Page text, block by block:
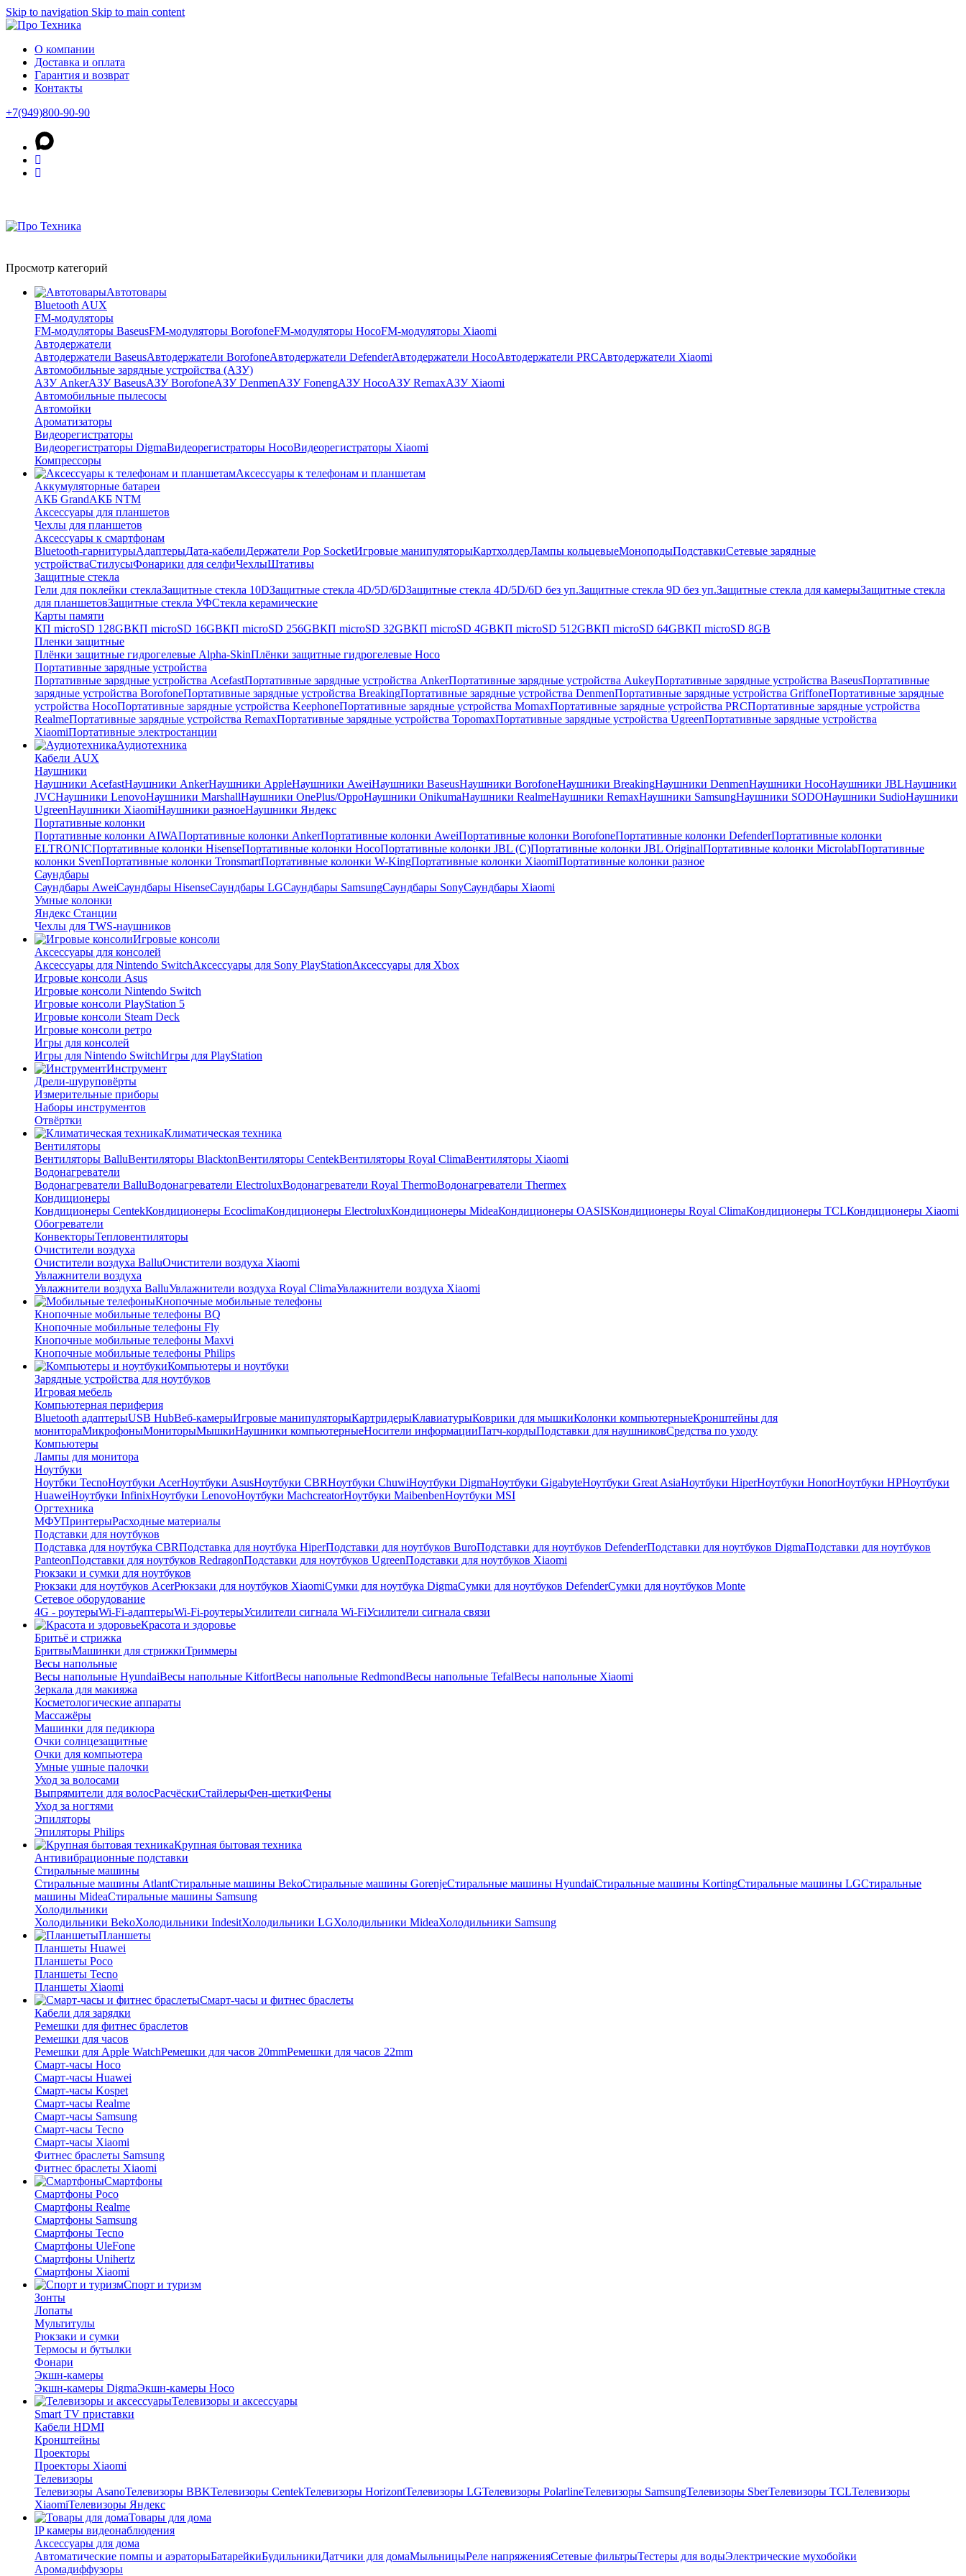
Skip to navigation Skip to main content
О компании
Доставка и оплата
Гарантия и возврат
Контакты
+7(949)800-90-90
Просмотр категорий
Автотовары
Bluetooth AUX
FM-модуляторы
FM-модуляторы BaseusFM-модуляторы BorofoneFM-модуляторы HocoFM-модуляторы Xiaomi
Автодержатели
Автодержатели BaseusАвтодержатели BorofoneАвтодержатели DefenderАвтодержатели HocoАвтодержатели PRCАвтодержатели Xiaomi
Автомобильные зарядные устройства (АЗУ)
АЗУ AnkerАЗУ BaseusАЗУ BorofoneАЗУ DenmenАЗУ FonengАЗУ HocoАЗУ RemaxАЗУ Xiaomi
Автомобильные пылесосы
Автомойки
Ароматизаторы
Видеорегистраторы
Видеорегистраторы DigmaВидеорегистраторы HocoВидеорегистраторы Xiaomi
Компрессоры
Аксессуары к телефонам и планшетам
Аккумуляторные батареи
АКБ GrandАКБ NTM
Аксессуары для планшетов
Чехлы для планшетов
Аксессуары к смартфонам
Bluetooth-гарнитурыАдаптерыДата-кабелиДержатели Pop SocketИгровые манипуляторыКартхолдерЛампы кольцевыеМоноподыПодставкиСетевые зарядные
устройстваСтилусыФонарики для селфиЧехлыШтативы
Защитные стекла
Гели для поклейки стеклаЗащитные стекла 10DЗащитные стекла 4D/5D/6DЗащитные стекла 4D/5D/6D без уп.Защитные стекла 9D без уп.Защитные стекла для камерыЗащитные стекла
для планшетовЗащитные стекла УФСтекла керамические
Карты памяти
КП microSD 128GBКП microSD 16GBКП microSD 256GBКП microSD 32GBКП microSD 4GBКП microSD 512GBКП microSD 64GBКП microSD 8GB
Пленки защитные
Плёнки защитные гидрогелевые Alpha-SkinПлёнки защитные гидрогелевые Hoco
Портативные зарядные устройства
Портативные зарядные устройства AcefastПортативные зарядные устройства AnkerПортативные зарядные устройства AukeyПортативные зарядные устройства BaseusПортативные
зарядные устройства BorofoneПортативные зарядные устройства BreakingПортативные зарядные устройства DenmenПортативные зарядные устройства GriffoneПортативные зарядные
устройства HocoПортативные зарядные устройства KeephoneПортативные зарядные устройства MomaxПортативные зарядные устройства PRCПортативные зарядные устройства
RealmeПортативные зарядные устройства RemaxПортативные зарядные устройства TopomaxПортативные зарядные устройства UgreenПортативные зарядные устройства
XiaomiПортативные электростанции
Аудиотехника
Кабели AUX
Наушники
Наушники AcefastНаушники AnkerНаушники AppleНаушники AweiНаушники BaseusНаушники BorofoneНаушники BreakingНаушники DenmenНаушники HocoНаушники JBLНаушники
JVCНаушники LenovoНаушники MarshallНаушники OnePlus/OppoНаушники OnikumaНаушники RealmeНаушники RemaxНаушники SamsungНаушники SODOНаушники SudioНаушники
UgreenНаушники XiaomiНаушники разноеНаушники Яндекс
Портативные колонки
Портативные колонки AIWAПортативные колонки AnkerПортативные колонки AweiПортативные колонки BorofoneПортативные колонки DefenderПортативные колонки
ELTRONICПортативные колонки HisenseПортативные колонки HocoПортативные колонки JBL (C)Портативные колонки JBL OriginalПортативные колонки MicrolabПортативные
колонки SvenПортативные колонки TronsmartПортативные колонки W-KingПортативные колонки XiaomiПортативные колонки разное
Саундбары
Саундбары AweiСаундбары HisenseСаундбары LGСаундбары SamsungСаундбары SonyСаундбары Xiaomi
Умные колонки
Яндекс Станции
Чехлы для TWS-наушников
Игровые консоли
Аксессуары для консолей
Аксессуары для Nintendo SwitchАксессуары для Sony PlayStationАксессуары для Xbox
Игровые консоли Asus
Игровые консоли Nintendo Switch
Игровые консоли PlayStation 5
Игровые консоли Steam Deck
Игровые консоли ретро
Игры для консолей
Игры для Nintendo SwitchИгры для PlayStation
Инструмент
Дрели-шуруповёрты
Измерительные приборы
Наборы инструментов
Отвёртки
Климатическая техника
Вентиляторы
Вентиляторы BalluВентиляторы BlacktonВентиляторы CentekВентиляторы Royal ClimaВентиляторы Xiaomi
Водонагреватели
Водонагреватели BalluВодонагреватели ElectroluxВодонагреватели Royal ThermoВодонагреватели Thermex
Кондиционеры
Кондиционеры CentekКондиционеры EcoclimaКондиционеры ElectroluxКондиционеры MideaКондиционеры OASISКондиционеры Royal ClimaКондиционеры TCLКондиционеры Xiaomi
Обогреватели
КонвекторыТепловентиляторы
Очистители воздуха
Очистители воздуха BalluОчистители воздуха Xiaomi
Увлажнители воздуха
Увлажнители воздуха BalluУвлажнители воздуха Royal ClimaУвлажнители воздуха Xiaomi
Кнопочные мобильные телефоны
Кнопочные мобильные телефоны BQ
Кнопочные мобильные телефоны Fly
Кнопочные мобильные телефоны Maxvi
Кнопочные мобильные телефоны Philips
Компьютеры и ноутбуки
Зарядные устройства для ноутбуков
Игровая мебель
Компьютерная периферия
Bluetooth адаптерыUSB HubВеб-камерыИгровые манипуляторыКартридерыКлавиатурыКоврики для мышкиКолонки компьютерныеКронштейны для
монитораМикрофоныМониторыМышкиНаушники компьютерныеНосители информацииПатч-кордыПодставки для наушниковСредства по уходу
Компьютеры
Лампы для монитора
Ноутбуки
Ноутбки TecnoНоутбуки AcerНоутбуки AsusНоутбуки CBRНоутбуки ChuwiНоутбуки DigmaНоутбуки GigabyteНоутбуки Great AsiaНоутбуки HiperНоутбуки HonorНоутбуки HPНоутбуки
HuaweiНоутбуки InfinixНоутбуки LenovoНоутбуки MachcreatorНоутбуки MaibenbenНоутбуки MSI
Оргтехника
МФУПринтерыРасходные материалы
Подставки для ноутбуков
Подставка для ноутбука CBRПодставка для ноутбука HiperПодставки для ноутбуков BuroПодставки для ноутбуков DefenderПодставки для ноутбуков DigmaПодставки для ноутбуков
PanteonПодставки для ноутбуков RedragonПодставки для ноутбуков UgreenПодставки для ноутбуков Xiaomi
Рюкзаки и сумки для ноутбуков
Рюкзаки для ноутбуков AcerРюкзаки для ноутбуков XiaomiСумки для ноутбука DigmaСумки для ноутбуков DefenderСумки для ноутбуков Monte
Сетевое оборудование
4G - роутерыWi-Fi-адаптерыWi-Fi-роутерыУсилители сигнала Wi-FiУсилители сигнала связи
Красота и здоровье
Бритьё и стрижка
БритвыМашинки для стрижкиТриммеры
Весы напольные
Весы напольные HyundaiВесы напольные KitfortВесы напольные RedmondВесы напольные TefalВесы напольные Xiaomi
Зеркала для макияжа
Косметологические аппараты
Массажёры
Машинки для педикюра
Очки cолнцезащитные
Очки для компьютера
Умные ушные палочки
Уход за волосами
Выпрямители для волосРасчёскиСтайлерыФен-щеткиФены
Уход за ногтями
Эпиляторы
Эпиляторы Philips
Крупная бытовая техника
Антивибрационные подставки
Стиральные машины
Стиральные машины AtlantСтиральные машины BekoСтиральные машины GorenjeСтиральные машины HyundaiСтиральные машины KortingСтиральные машины LGСтиральные
машины MideaСтиральные машины Samsung
Холодильники
Холодильники BekoХолодильники IndesitХолодильники LGХолодильники MideaХолодильники Samsung
Планшеты
Планшеты Huawei
Планшеты Poco
Планшеты Tecno
Планшеты Xiaomi
Смарт-часы и фитнес браслеты
Кабели для зарядки
Ремешки для фитнес браслетов
Ремешки для часов
Ремешки для Apple WatchРемешки для часов 20mmРемешки для часов 22mm
Смарт-часы Hoco
Смарт-часы Huawei
Смарт-часы Kospet
Смарт-часы Realme
Смарт-часы Samsung
Смарт-часы Tecno
Смарт-часы Xiaomi
Фитнес браслеты Samsung
Фитнес браслеты Xiaomi
Смартфоны
Смартфоны Poco
Смартфоны Realme
Смартфоны Samsung
Смартфоны Tecno
Смартфоны UleFone
Смартфоны Unihertz
Смартфоны Xiaomi
Спорт и туризм
Зонты
Лопаты
Мультитулы
Рюкзаки и сумки
Термосы и бутылки
Фонари
Экшн-камеры
Экшн-камеры DigmaЭкшн-камеры Hoco
Телевизоры и аксессуары
Smart TV приставки
Кабели HDMI
Кронштейны
Проекторы
Проекторы Xiaomi
Телевизоры
Телевизоры AsanoТелевизоры BBKТелевизоры CentekТелевизоры HorizontТелевизоры LGТелевизоры PolarlineТелевизоры SamsungТелевизоры SberТелевизоры TCLТелевизоры
XiaomiТелевизоры Яндекс
Товары для дома
IP камеры видеонаблюдения
Аксессуары для дома
Автоматические помпы и аэраторыБатарейкиБудильникиДатчики для домаМыльницыРеле напряженияСетевые фильтрыТестеры для водыЭлектрические мухобойки
Аромадиффузоры